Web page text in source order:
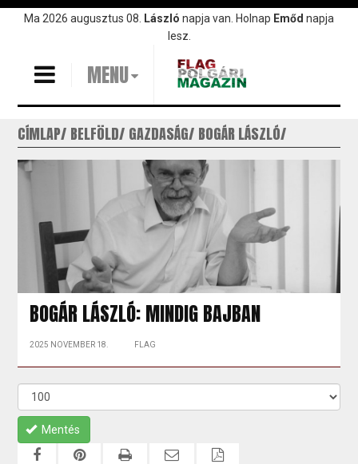
UgrásMa 2026 augusztus 08. László napja van. Holnap Emőd napja
lesz.
MENU
CÍMLAP BELFÖLD GAZDASÁG BOGÁR LÁSZLÓ
BOGÁR LÁSZLÓ: MINDIG BAJBAN
2025 NOVEMBER 18. FLAG
Mentés